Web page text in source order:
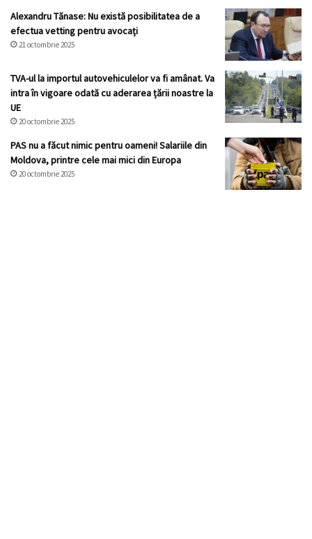
Alexandru Tănase: Nu există posibilitatea de a
efectua vetting pentru avocați
21 octombrie 2025
TVA-ul la importul autovehiculelor va fi amânat. Va
intra în vigoare odată cu aderarea țării noastre la
UE
20 octombrie 2025
PAS nu a făcut nimic pentru oameni! Salariile din
Moldova, printre cele mai mici din Europa
20 octombrie 2025